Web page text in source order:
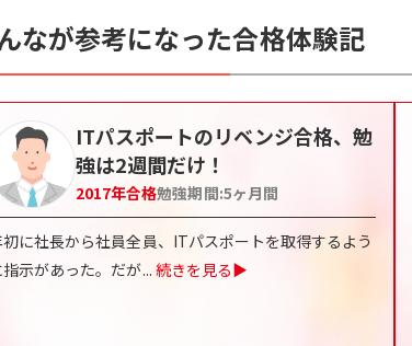
なが参考になった合格体験記
ITパスポートのリベンジ合格、勉
強は2週間だけ！
2017年合格勉強期間:5ヶ月間
に社長から社員全員、ITパスポートを取得するよう
示があった。だが... 続きを見る▶